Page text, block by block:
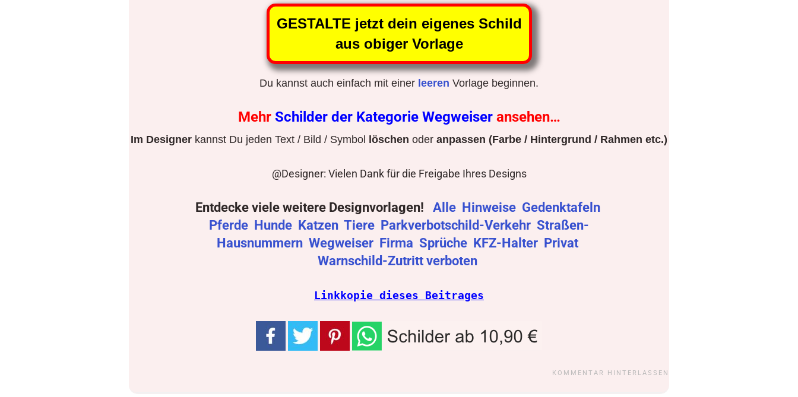
GESTALTE jetzt dein eigenes Schild
aus obiger Vorlage
Du kannst auch einfach mit einer leeren Vorlage beginnen.
Mehr Schilder der Kategorie Wegweiser ansehen…
Im Designer kannst Du jeden Text / Bild / Symbol löschen oder anpassen (Farbe / Hintergrund / Rahmen etc.)
@Designer: Vielen Dank für die Freigabe Ihres Designs
Entdecke viele weitere Designvorlagen! Alle Hinweise Gedenktafeln
Pferde Hunde Katzen Tiere Parkverbotschild-Verkehr Straßen-
Hausnummern Wegweiser Firma Sprüche KFZ-Halter Privat
Warnschild-Zutritt verboten
Linkkopie dieses Beitrages
KOMMENTAR HINTERLASSEN